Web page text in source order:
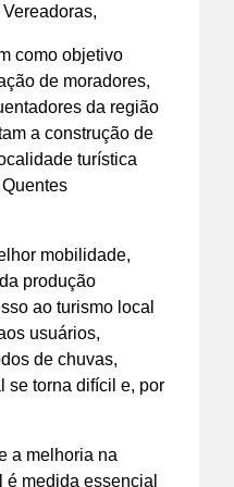
como objetivo
de moradores,
da região
a construção de
turística
mobilidade,
produção
ao turismo local
usuários,
de chuvas,
se torna difícil e, por
a melhoria na
é medida essencial